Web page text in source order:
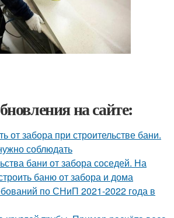
на сайте:
от забора при строительстве бани.
соблюдать
бани от забора соседей. На
баню от забора и дома
по СНиП 2021-2022 года в